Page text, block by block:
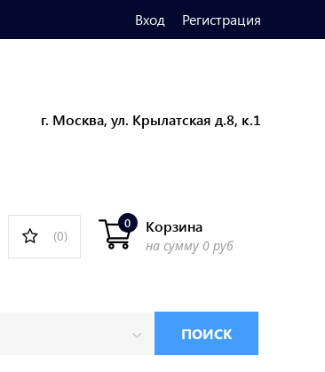
Вход Регистрация
г. Москва, ул. Крылатская д.8, к.1
(0)
Корзина
0
на сумму 0 руб
ПОИСК